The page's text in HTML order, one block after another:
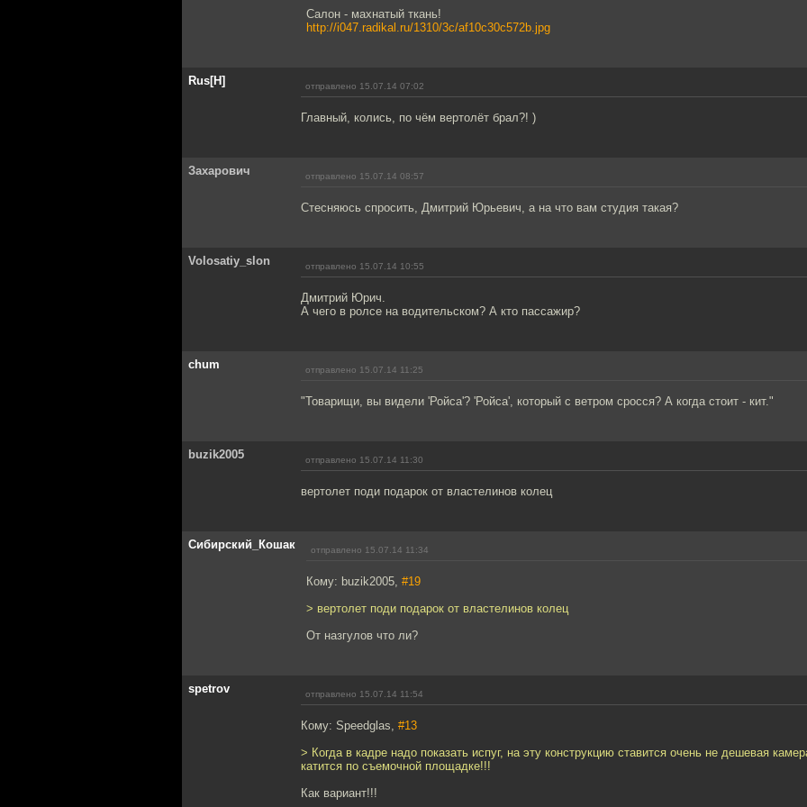
Салон - махнатый ткань!
http://i047.radikal.ru/1310/3c/af10c30c572b.jpg
Rus[H] отправлено 15.07.14 07:02
Главный, колись, по чём вертолёт брал?! )
Захарович отправлено 15.07.14 08:57
Стесняюсь спросить, Дмитрий Юрьевич, а на что вам студия такая?
Volosatiy_slon отправлено 15.07.14 10:55
Дмитрий Юрич.
А чего в ролсе на водительском? А кто пассажир?
chum отправлено 15.07.14 11:25
"Товарищи, вы видели 'Ройса'? 'Ройса', который с ветром сросся? А когда стоит - кит."
buzik2005 отправлено 15.07.14 11:30
вертолет поди подарок от властелинов колец
Сибирский_Кошак отправлено 15.07.14 11:34
Кому: buzik2005, #19
> вертолет поди подарок от властелинов колец
От назгулов что ли?
spetrov отправлено 15.07.14 11:54
Кому: Speedglas, #13
> Когда в кадре надо показать испуг, на эту конструкцию ставится очень не дешевая
катится по съемочной площадке!!!
Как вариант!!!